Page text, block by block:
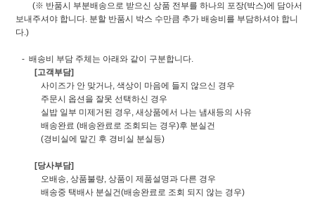
(※ 반품시 부분배송으로 받으신 상품 전부를 하나의 포장(박스)에 담아서
보내주셔야 합니다. 분할 반품시 박스 수만큼 추가 배송비를 부담하셔야 합니
다.)
- 배송비 부담 주체는 아래와 같이 구분합니다.
[고객부담]
사이즈가 안 맞거나, 색상이 마음에 들지 않으신 경우
주문시 옵션을 잘못 선택하신 경우
실밥 일부 미제거된 경우, 새상품에서 나는 냄새등의 사유
배송완료 (배송완료로 조회되는 경우)후 분실건
(경비실에 맡긴 후 경비실 분실등)
[당사부담]
오배송, 상품불량, 상품이 제품설명과 다른 경우
배송중 택배사 분실건(배송완료로 조회 되지 않는 경우)